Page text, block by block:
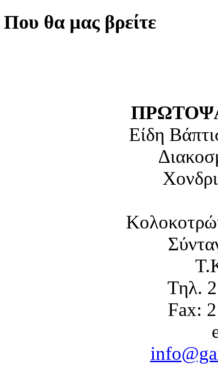
Που θα μας βρείτε
Είδη
Τηλ.
Fax: